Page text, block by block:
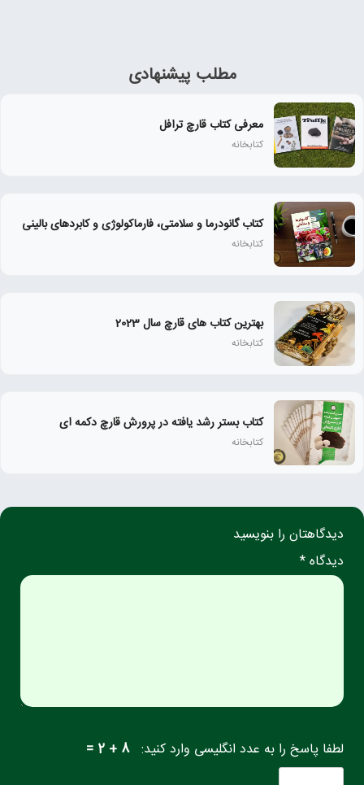
مطلب پیشنهادی
معرفی کتاب قارچ ترافل
کتابخانه
کتاب گانودرما و سلامتی، فارماکولوژی و کابردهای بالینی
کتابخانه
بهترین کتاب های قارچ سال 2023
کتابخانه
کتاب بستر رشد یافته در پرورش قارچ دکمه ای
کتابخانه
دیدگاهتان را بنویسید
دیدگاه *
لطفا پاسخ را به عدد انگلیسی وارد کنید: 8 + 2 =